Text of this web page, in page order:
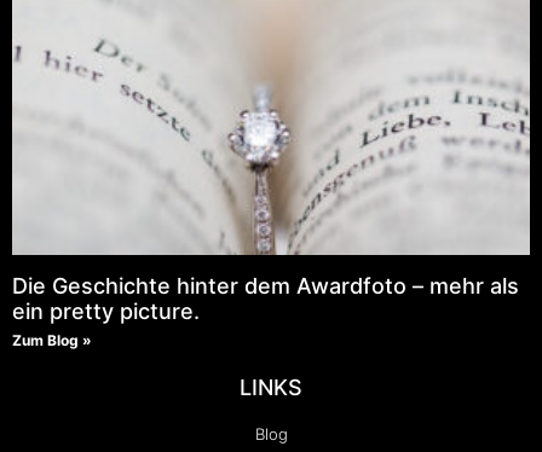
Die Geschichte hinter dem Awardfoto – mehr als
ein pretty picture.
Zum Blog »
LINKS
Blog